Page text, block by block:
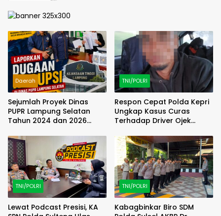
Daerah
Sejumlah Proyek Dinas
PUPR Lampung Selatan
Tahun 2024 dan 2026
KEJATI Lampung
TNI/POLRI
Respon Cepat Polda Kepri
Ungkap Kasus Curas
Terhadap Driver Ojek
Berhasil Diamankan
TNI/POLRI
Lewat Podcast Presisi, KA
TNI/POLRI
Kabagbinkar Biro SDM